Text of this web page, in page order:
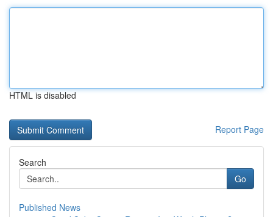
HTML is disabled
Report Page
Search
Go
Published News